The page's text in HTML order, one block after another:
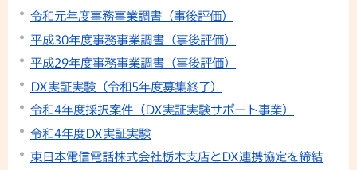
令和元年度事務事業調書（事後評価）
平成30年度事務事業調書（事後評価）
平成29年度事務事業調書（事後評価）
DX実証実験（令和5年度募集終了）
令和4年度採択案件（DX実証実験サポート事業）
令和4年度DX実証実験
東日本電信電話株式会社栃木支店とDX連携協定を締結